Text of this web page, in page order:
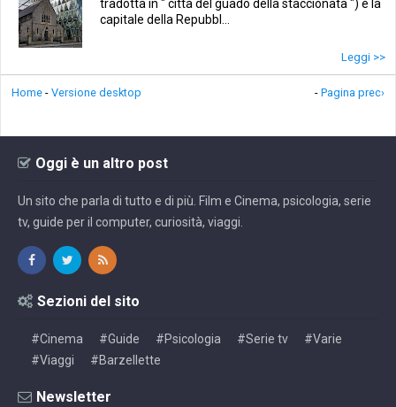
tradotta in " città del guado della staccionata ") è la
capitale della Repubbl...
Leggi >>
- Pagina prec›
Home - Versione desktop
Oggi è un altro post
Un sito che parla di tutto e di più. Film e Cinema, psicologia, serie
tv, guide per il computer, curiosità, viaggi.
Sezioni del sito
#Cinema #Guide #Psicologia #Serie tv
#Varie
#Viaggi
#Barzellette
Newsletter